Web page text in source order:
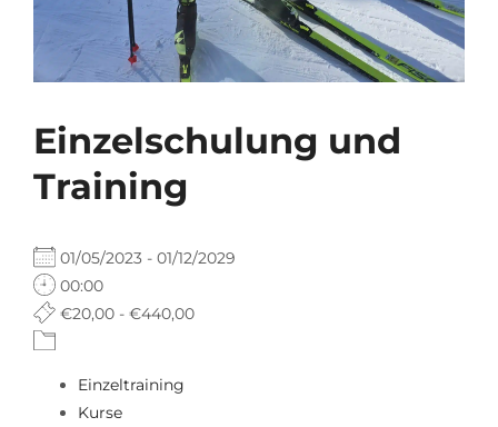
Einzelschulung und
Training
01/05/2023 - 01/12/2029
00:00
€20,00 - €440,00
Einzeltraining
Kurse